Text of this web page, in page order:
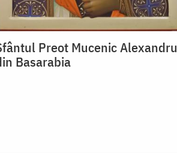
Preot Mucenic Alexandru
Basarabia